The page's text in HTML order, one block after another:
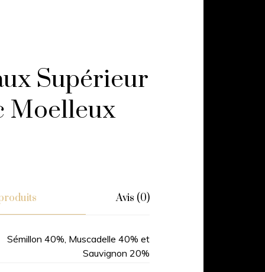
Supérieur
Moelleux
Avis (0)
Sémillon 40%, Muscadelle 40% et
Sauvignon 20%